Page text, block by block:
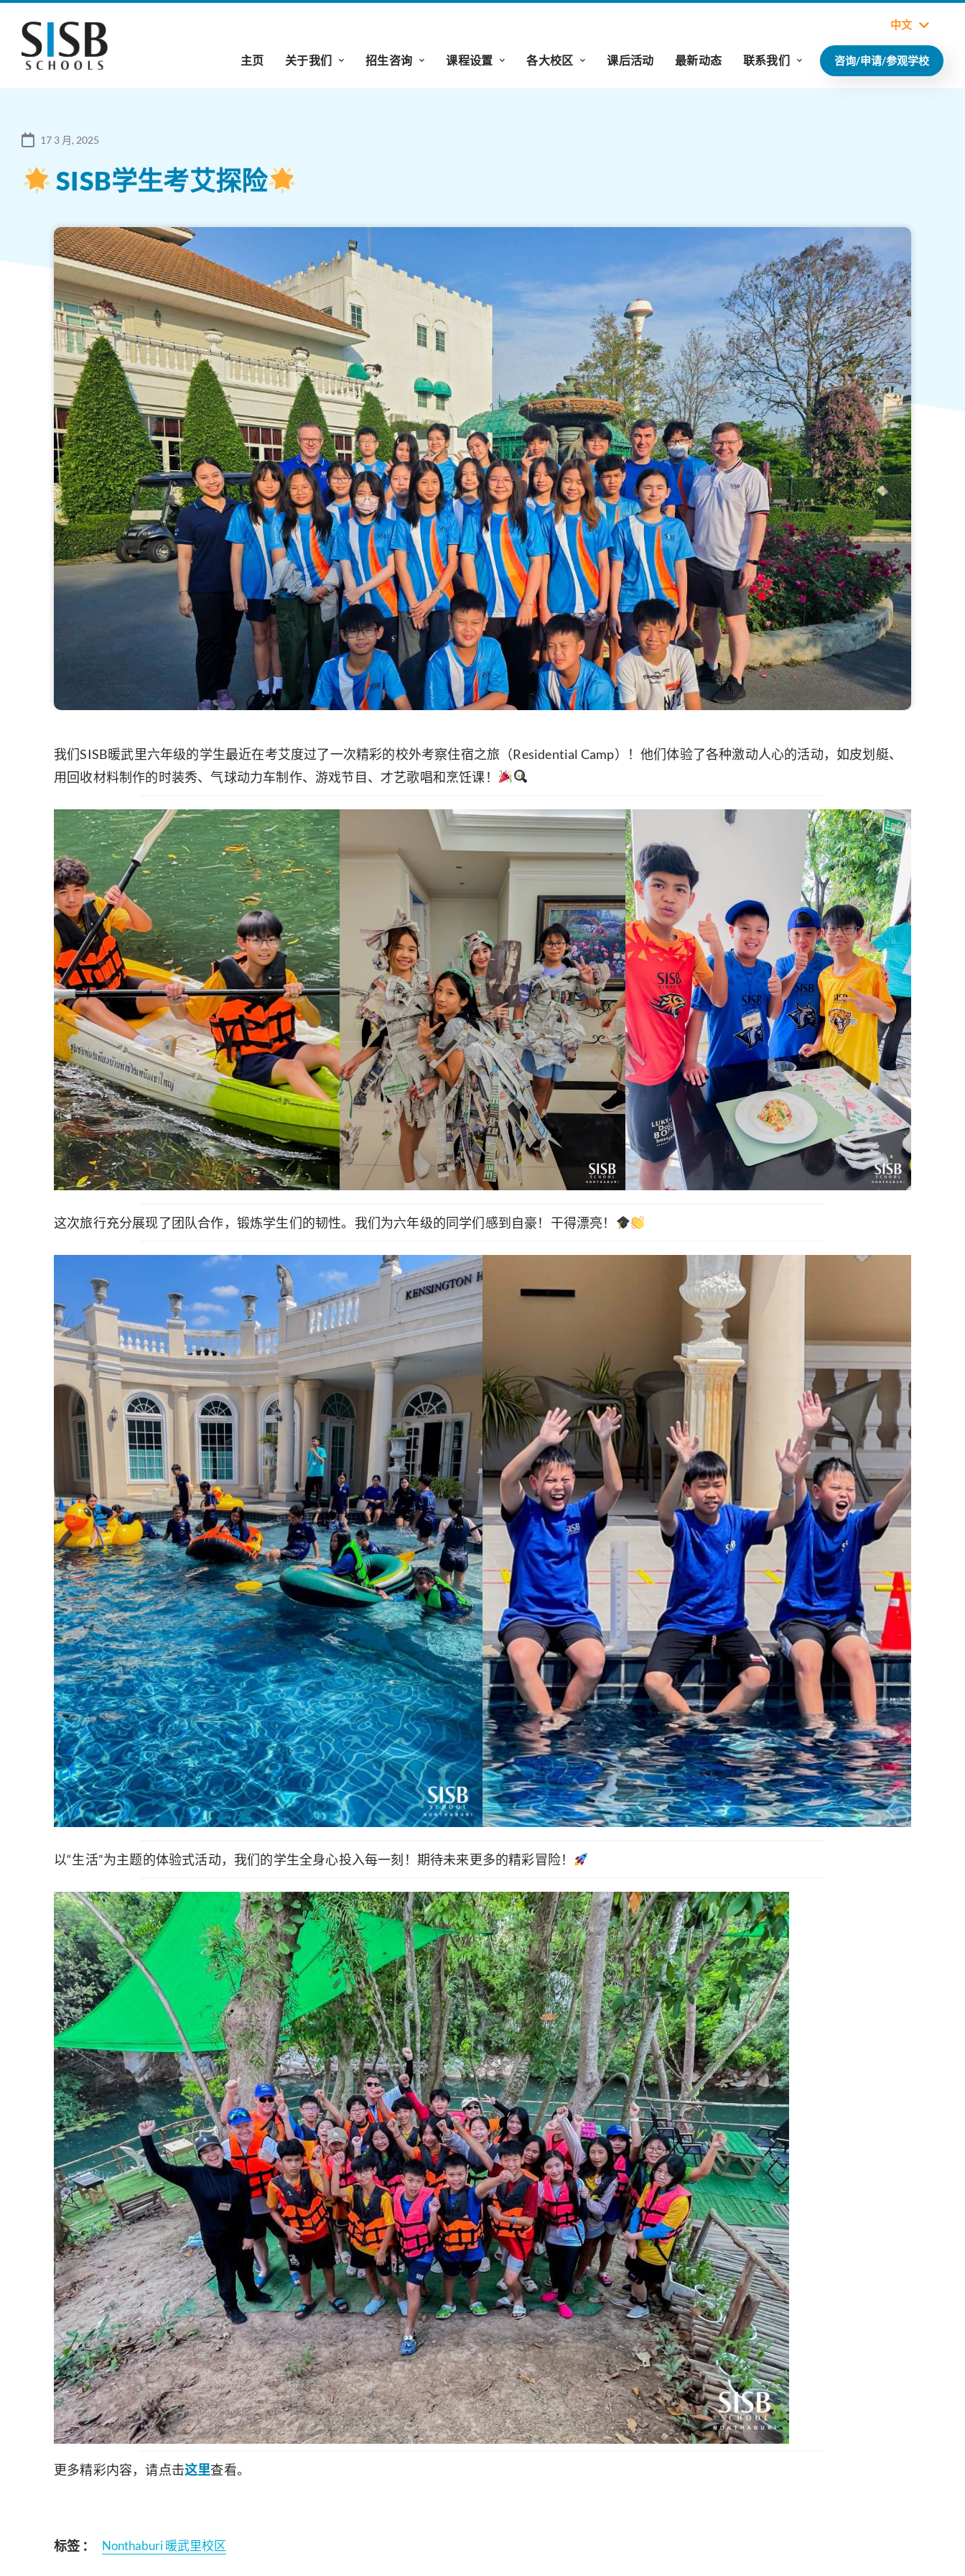
中文
主页 关于我们 招生咨询 课程设置 各大校区 课后活动 最新动态 联系我们 咨询/申请/参观学校
17 3 月, 2025
SISB学生考艾探险
我们SISB暖武里六年级的学生最近在考艾度过了一次精彩的校外考察住宿之旅（Residential Camp）！他们体验了各种激动人心的活动，如皮划艇、
用回收材料制作的时装秀、气球动力车制作、游戏节目、才艺歌唱和烹饪课！
这次旅行充分展现了团队合作，锻炼学生们的韧性。我们为六年级的同学们感到自豪！干得漂亮！
以“生活”为主题的体验式活动，我们的学生全身心投入每一刻！期待未来更多的精彩冒险！
更多精彩内容，请点击这里查看。
标签 ： Nonthaburi 暖武里校区